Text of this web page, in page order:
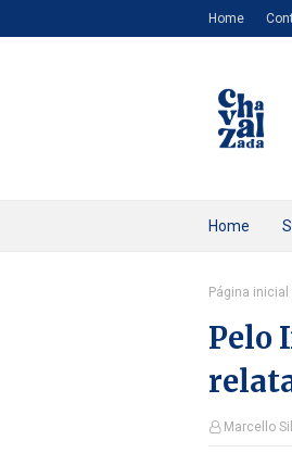
Home
Home
Página inicial
Pelo
Marcello